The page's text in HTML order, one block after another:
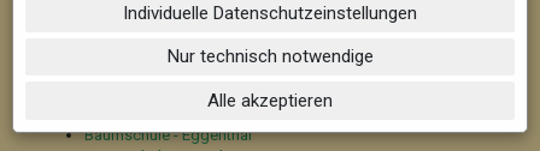
Baumschule - Baisweil
Baumschule - Biessenhofen
Baumschule - Eggenthal
Individuelle Datenschutzeinstellungen
Nur technisch notwendige
Alle akzeptieren